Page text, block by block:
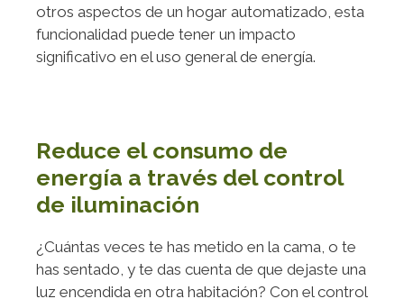
otros aspectos de un hogar automatizado, esta
funcionalidad puede tener un impacto
significativo en el uso general de energía.
Reduce el consumo de
energía a través del control
de iluminación
¿Cuántas veces te has metido en la cama, o te
has sentado, y te das cuenta de que dejaste una
luz encendida en otra habitación? Con el control